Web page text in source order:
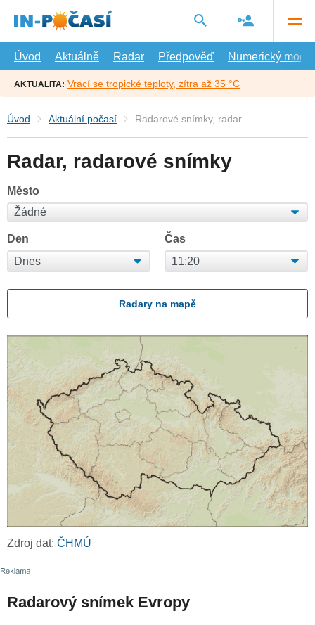
hlavní
Úvod
Aktuálně Radar Předpověď Numerický model
AKTUALITA: Vrací se tropické teploty, zítra až 35 °C
Úvod Aktuální počasí Radarové snímky, radar
Radar, radarové snímky
Město
Den Čas
Radary na mapě
Zdroj dat: ČHMÚ
Radarový snímek Evropy